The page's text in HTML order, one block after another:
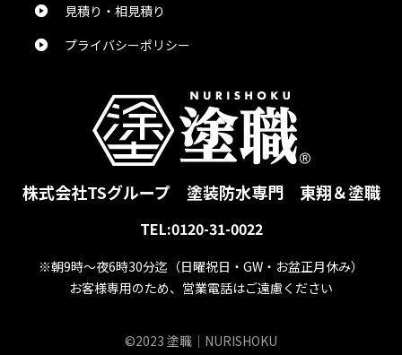
花田直樹様
2024/5/24
とても魅力的なお話をありがとうございました。
2024/5/24
見積り・相見積り
プライバシーポリシー
株式会社TSグループ 塗装防水専門 東翔＆塗職
TEL:0120-31-0022
※朝9時～夜6時30分迄 （日曜祝日・GW・お盆正月休み）
お客様専用のため、営業電話はご遠慮ください
©2023 塗職｜NURISHOKU